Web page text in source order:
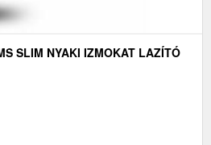
SLIM NYAKI IZMOKAT LAZÍTÓ